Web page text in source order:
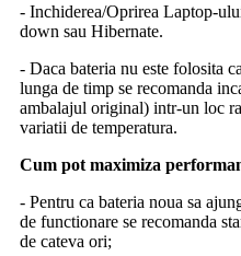
- Inchiderea/Oprirea Laptop-
down sau Hibernate.
- Daca bateria nu este folosita
lunga de timp se recomanda
ambalajul original) intr-un loc
variatii de temperatura.
Cum pot maximiza
- Pentru ca bateria noua sa
de functionare se recomanda
de cateva ori;